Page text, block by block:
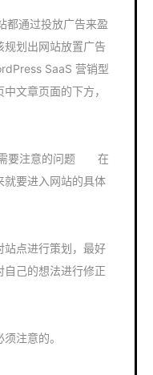
过投放广告来盈
划出网站放置广告
SaaS 营销型
文章页面的下方，
要注意的问题 在
就要进入网站的具体
站点进行策划，最好
己的想法进行修正
注意的。